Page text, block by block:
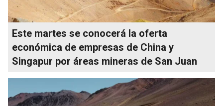
Este martes se conocerá la oferta
económica de empresas de China y
Singapur por áreas mineras de San Juan